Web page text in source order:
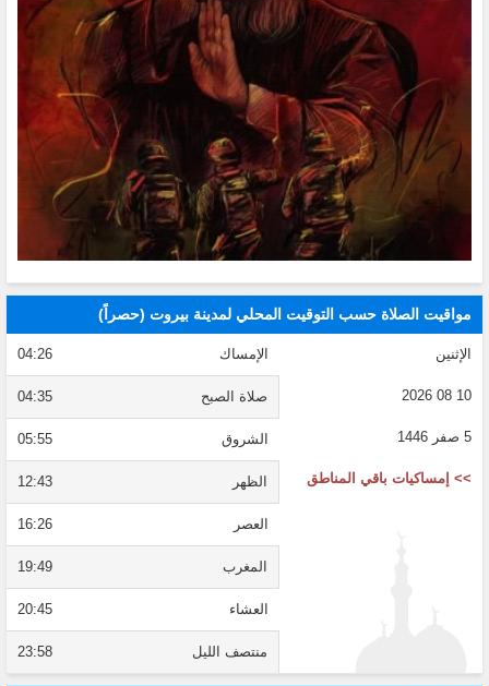
مواقيت الصلاة حسب التوقيت المحلي لمدينة بيروت (حصراً)
الإثنين
10 08 2026
5 صفر 1446
>> إمساكيات باقي المناطق
الإمساك 04:26
صلاة الصبح 04:35
الشروق 05:55
الظهر 12:43
العصر 16:26
المغرب 19:49
العشاء 20:45
منتصف الليل 23:58